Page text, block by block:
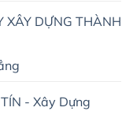
XÂY DỰNG THÀNH
- Xây Dựng